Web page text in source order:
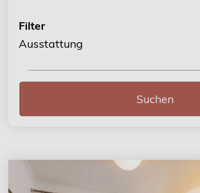
Filter
Ausstattung
Suchen